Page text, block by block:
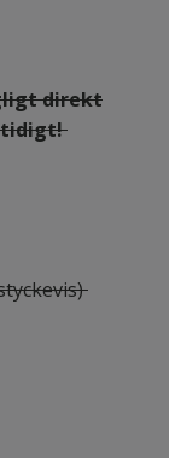
direkt